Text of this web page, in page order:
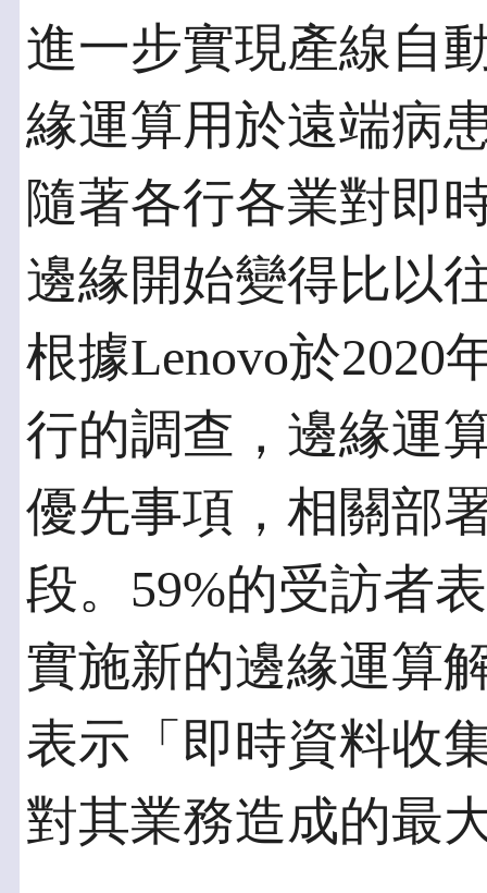
進一步實現產線自
緣運算用於遠端病
隨著各行各業對即
邊緣開始變得比以
根據Lenovo於2020
行的調查，邊緣運
優先事項，相關部
段。59%的受訪者
實施新的邊緣運算
表示「即時資料收
對其業務造成的最